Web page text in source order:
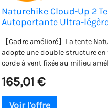
Naturehike Cloud-Up 2
Autoportante Ultra-
Outdoor Cyclisme Moto
【Cadre amélioré】La tente
adopte une double structure en
corde à vent fixée au milieu
avec des fenêtres de ventilation
augmenter la circulation de l'air
165,01 €